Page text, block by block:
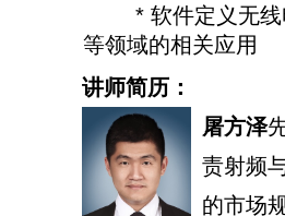
* 软件定义无线电
等领域的相关应用
讲师简历：
屠方泽
责射频
的市场